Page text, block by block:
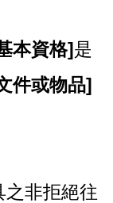
本資格]是
件或物品]
非拒絕往